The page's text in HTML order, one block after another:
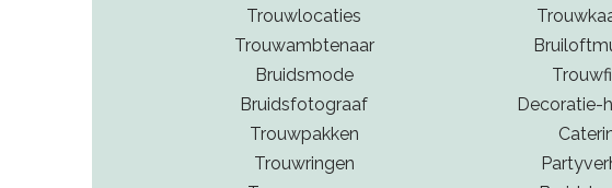
Trouwlocaties
Trouwambtenaar
Bruidsmode
Bruidsfotograaf
Trouwpakken
Trouwringen
Decoratie-